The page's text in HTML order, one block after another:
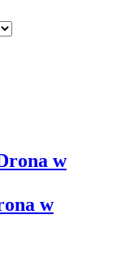
w